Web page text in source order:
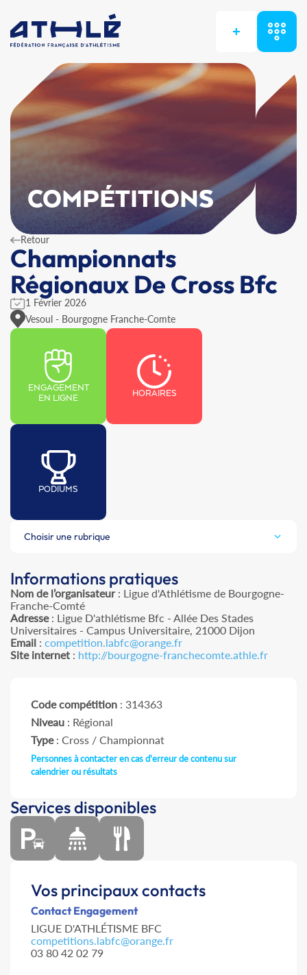
+
COMPÉTITIONS
Retour
Championnats
Régionaux De Cross Bfc
1 Février 2026
Vesoul - Bourgogne Franche-Comte
ENGAGEMENT
EN LIGNE
HORAIRES
PODIUMS
Choisir une rubrique
Informations pratiques
Nom de l’organisateur: Ligue d'Athlétisme de Bourgogne-
Franche-Comté
Adresse: Ligue D'athlétisme Bfc - Allée Des Stades
Universitaires - Campus Universitaire, 21000 Dijon
Email : competition.labfc@orange.fr
Site internet : http://bourgogne-franchecomte.athle.fr
Code compétition : 314363
Niveau : Régional
Type: Cross / Championnat
Personnes à contacter en cas d'erreur de contenu sur
calendrier ou résultats
Services disponibles
Vos principaux contacts
Contact Engagement
LIGUE D'ATHLÉTISME BFC
competitions.labfc@orange.fr
03 80 42 02 79